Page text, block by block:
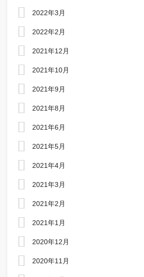
2022年3月
2022年2月
2021年12月
2021年10月
2021年9月
2021年8月
2021年6月
2021年5月
2021年4月
2021年3月
2021年2月
2021年1月
2020年12月
2020年11月